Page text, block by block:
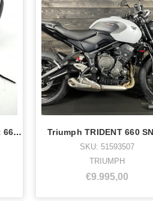
Windscherm kit trident 660 crystal white
SKU: 51593507
TRIUMPH
€9.995,00